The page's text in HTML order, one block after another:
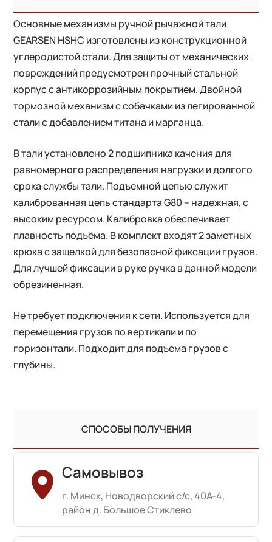
Основные механизмы ручной рычажной тали
GEARSEN HSHC изготовлены из конструкционной
углеродистой стали. Для защиты от механических
повреждений предусмотрен прочный стальной
корпус с антикоррозийным покрытием. Двойной
тормозной механизм с собачками из легированной
стали с добавлением титана и марганца.
В тали установлено 2 подшипника качения для
равномерного распределения нагрузки и долгого
срока службы тали. Подъемной цепью служит
калиброванная цепь стандарта G80 – надежная, с
высоким ресурсом. Калибровка обеспечивает
плавность подъёма. В комплект входят 2 заметных
крюка с защелкой для безопасной фиксации грузов.
Для лучшей фиксации в руке ручка в данной модели
обрезиненная.
Не требует подключения к сети. Используется для
перемещения грузов по вертикали и по
горизонтали. Подходит для подъема грузов с
глубины.
СПОСОБЫ ПОЛУЧЕНИЯ
Самовывоз
г. Минск, Новодворский с/с, 40А-4,
район д. Большое Стиклево